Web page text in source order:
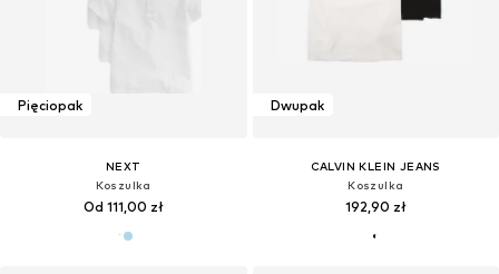
Pięciopak
NEXT
Koszulka
Od 111,00 zł
Dwupak
CALVIN KLEIN JEANS
Koszulka
192,90 zł